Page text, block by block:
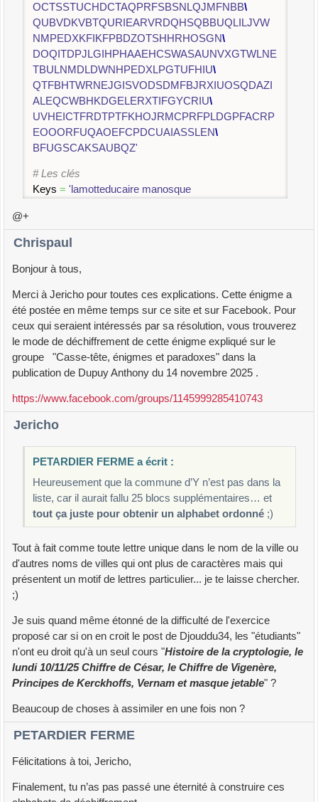
OCTSSTUCHDCTAQPRFSBSNLQJMFNBB\
QUBVDKVBTQURIEARVRDQHSQBBUQLILJVW
NMPEDXKFIKFPBDZOTSHHRHOSGN\
DOQITDPJLGIHPHAAEHCSWASAUNVXGTWLNE
TBULNMDLDWNHPEDXLPGTUFHIU\
QTFBHTWRNEJGISVODSDMFBJRXIUOSQDAZI
ALEQCWBHKDGELERXTIFGYCRIU\
UVHEICTFRDTPTFKHOJRMCPRFPLDGPFACRP
EOOORFUQAOEFCPDCUAIASSLEN\
BFUGSCAKSAUBQZ'
# Les clés
Keys= 'lamotteducaire manosque
salondeprovence
saintflour crest livronsurdrome authonduperche
grandcombe
boumourt\
dombaslesurmeurthe nancy dieuze metz tarbes
strasbourg\
blodelsheim sathonaycamp louhans aixlesbains
paris\
tournanenbrie drancy pontoise survilliers'
# alphabet standard
alpha26
defkey2alpha(key):
""" Retourne l'alphabet correspondant à la clé """
for
i
key. find
p[i] =idx
idx += 1
i= key. find (c,i+1
Blocs= [alpha i:i+len( p)] foriin range( 0, 26,
len( p))]
alpha = ''
forblocinBlocs:
alpha += ''.join([bloc[p[i]] foriin range (len(p))])
# la liste des alphabets de chiffrement
listalpha= [key2alpha(
""" Déchiffre le crypto à partir de la liste des
@+
Chrispaul
Bonjour à tous,
Merci à Jericho pour toutes ces explications. Cette énigme a
été postée en même temps sur ce site et sur Facebook. Pour
ceux qui seraient intéressés par sa résolution, vous trouverez
le mode de déchiffrement de cette énigme expliqué sur le
groupe "Casse-tête, énigmes et paradoxes" dans la
publication de Dupuy Anthony du 14 novembre 2025 .
https://www.facebook.com/groups/1145999285410743
Jericho
PETARDIER FERME a écrit :
Heureusement que la commune d’Y n’est pas dans la
liste, car il aurait fallu 25 blocs supplémentaires… et
tout ça juste pour obtenir un alphabet ordonné;)
Tout à fait comme toute lettre unique dans le nom de la ville ou
d'autres noms de villes qui ont plus de caractères mais qui
présentent un motif de lettres particulier... je te laisse chercher.
;)
Je suis quand même étonné de la difficulté de l'exercice
proposé car si on en croit le post de Djouddu34, les "étudiants"
n'ont eu droit qu'à un seul cours "Histoire de la cryptologie, le
lundi 10/11/25 Chiffre de César, le Chiffre de Vigenère,
Principes de Kerckhoffs, Vernam et masque jetable" ?
Beaucoup de choses à assimiler en une fois non ?
PETARDIER FERME
Félicitations à toi, Jericho,
Finalement, tu n’as pas passé une éternité à construire ces